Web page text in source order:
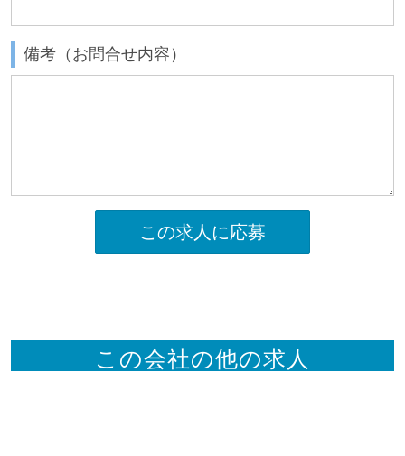
備考（お問合せ内容）
この求人に応募
この会社の他の求人